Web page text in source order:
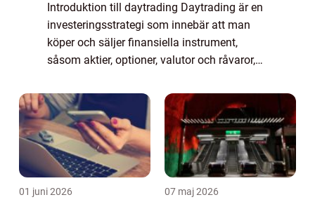
Introduktion till daytrading Daytrading är en
investeringsstrategi som innebär att man
köper och säljer finansiella instrument,
såsom aktier, optioner, valutor och råvaror,
pengar genom att dra nytta av små p...
01 juni 2026 07 maj 2026